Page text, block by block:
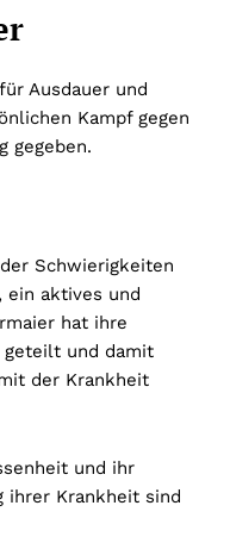
Ausdauer und
Kampf gegen
gegeben.
Schwierigkeiten
ein aktives und
hat ihre
und damit
der Krankheit
und ihr
ihrer Krankheit sind